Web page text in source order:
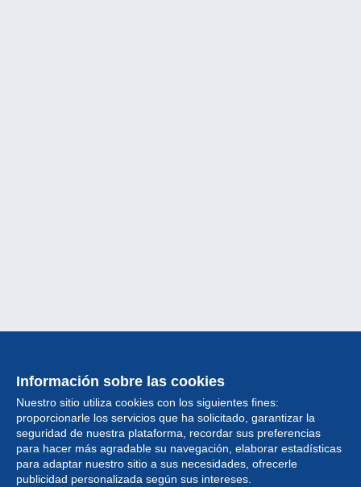
Información sobre las cookies
Nuestro sitio utiliza cookies con los siguientes fines:
proporcionarle los servicios que ha solicitado, garantizar la
seguridad de nuestra plataforma, recordar sus preferencias
para hacer más agradable su navegación, elaborar estadísticas
para adaptar nuestro sitio a sus necesidades, ofrecerle
publicidad personalizada según sus intereses.
Colección